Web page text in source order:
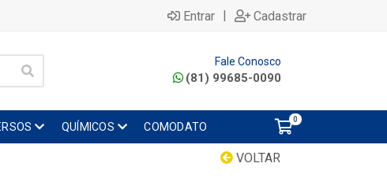
Entrar | Cadastrar
Fale Conosco
(81) 99685-0090
QUÍMICOS COMODATO
0
VOLTAR